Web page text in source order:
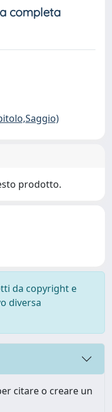
completa
prodotto.
da copyright e
diversa
citare o creare un